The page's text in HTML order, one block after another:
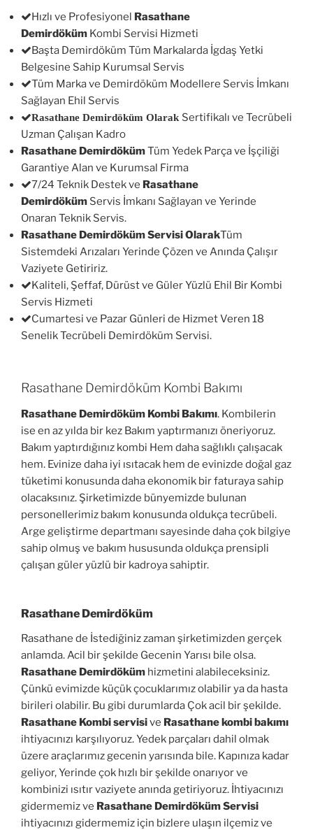
Hızlı ve Profesiyonel Rasathane
Demirdöküm Kombi Servisi Hizmeti
Başta Demirdöküm Tüm Markalarda İgdaş Yetki
Belgesine Sahip Kurumsal Servis
Tüm Marka ve Demirdöküm Modellere Servis İmkanı
Sağlayan Ehil Servis
Rasathane Demirdöküm Olarak Sertifikalı ve Tecrübeli
Uzman Çalışan Kadro
Rasathane DemirdökümTüm Yedek Parça ve İşçiliği
Garantiye Alan ve Kurumsal Firma
7/24 Teknik Destek ve Rasathane
Demirdöküm Servis İmkanı Sağlayan ve Yerinde
Onaran Teknik Servis.
Rasathane Demirdöküm Servisi OlarakTüm
Sistemdeki Arızaları Yerinde Çözen ve Anında Çalışır
Vaziyete Getiririz.
Kaliteli, Şeffaf, Dürüst ve Güler Yüzlü Ehil Bir Kombi
Servis Hizmeti
Cumartesi ve Pazar Günleri de Hizmet Veren 18
Senelik Tecrübeli Demirdöküm Servisi.
Rasathane Demirdöküm Kombi Bakımı
Rasathane Demirdöküm Kombi Bakımı. Kombilerin
ise en az yılda bir kez Bakım yaptırmanızı öneriyoruz.
Bakım yaptırdığınız kombi Hem daha sağlıklı çalışacak
hem. Evinize daha iyi ısıtacak hem de evinizde doğal gaz
tüketimi konusunda daha ekonomik bir faturaya sahip
olacaksınız. Şirketimizde bünyemizde bulunan
personellerimiz bakım konusunda oldukça tecrübeli.
Arge geliştirme departmanı sayesinde daha çok bilgiye
sahip olmuş ve bakım hususunda oldukça prensipli
çalışan güler yüzlü bir kadroya sahiptir.
Rasathane Demirdöküm
Rasathane de İstediğiniz zaman şirketimizden gerçek
anlamda. Acil bir şekilde Gecenin Yarısı bile olsa.
Rasathane Demirdöküm hizmetini alabileceksiniz.
Çünkü evimizde küçük çocuklarımız olabilir ya da hasta
birileri olabilir. Bu gibi durumlarda Çok acil bir şekilde.
Rasathane Kombi servisive Rasathane kombi bakımı
ihtiyacınızı karşılıyoruz. Yedek parçaları dahil olmak
üzere araçlarımız gecenin yarısında bile. Kapınıza kadar
geliyor, Yerinde çok hızlı bir şekilde onarıyor ve
kombinizi ısıtır vaziyete anında getiriyoruz. İhtiyacınızı
gidermemiz ve Rasathane Demirdöküm Servisi
ihtiyacınızı gidermemiz için bizlere ulaşın ilçemiz ve